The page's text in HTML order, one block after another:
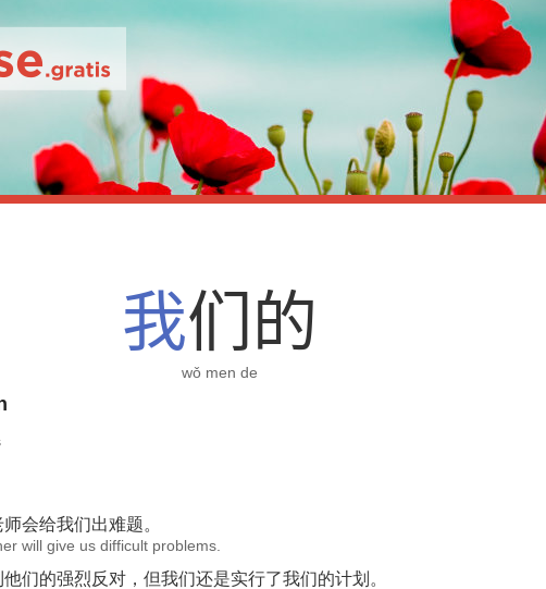
我们 的
wǒ men de
师会给我们出难题。
will give us difficult problems.
他们的强烈反对，但我们还是实行了我们的计划。